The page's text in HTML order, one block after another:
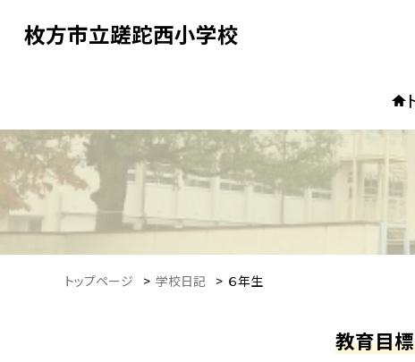
枚方市立蹉跎西小学校
トップページ > 学校日記 > ６年生
教育目